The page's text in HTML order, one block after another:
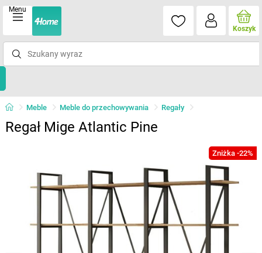
Menu
Koszyk
Meble Meble do przechowywania Regały
Regał Mige Atlantic Pine
Zniżka -22%